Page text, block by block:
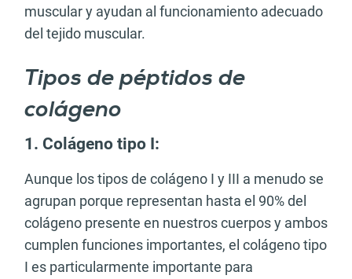
muscular y ayudan al funcionamiento adecuado
del tejido muscular.
Tipos de péptidos de
colágeno
1. Colágeno tipo I:
Aunque los tipos de colágeno I y III a menudo se
agrupan porque representan hasta el 90% del
colágeno presente en nuestros cuerpos y ambos
cumplen funciones importantes, el colágeno tipo
I es particularmente importante para